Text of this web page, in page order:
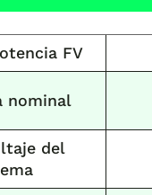
FV
nominal
del